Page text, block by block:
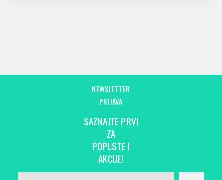
NEWSLETTER
PRIJAVA
SAZNAJTE PRVI
ZA
POPUSTE I
AKCIJE!